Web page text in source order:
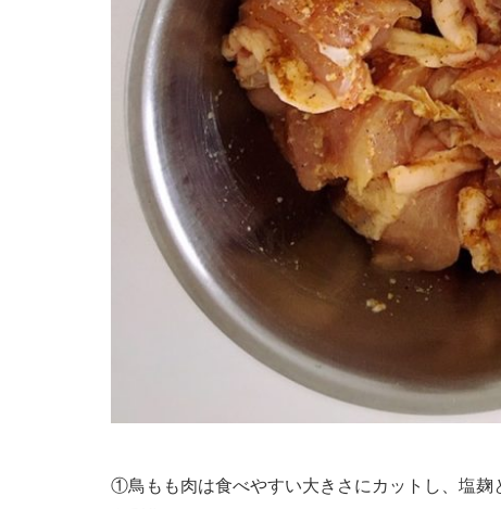
①鳥もも肉は食べやすい大きさにカットし、塩